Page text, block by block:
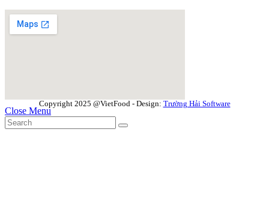
Copyright 2025 @VietFood - Design: Trường Hải Software
Close Menu